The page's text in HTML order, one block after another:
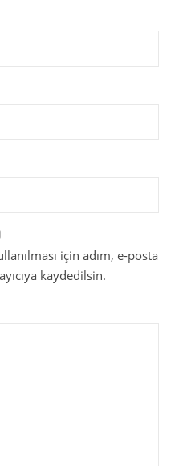
için adım, e-posta
kaydedilsin.